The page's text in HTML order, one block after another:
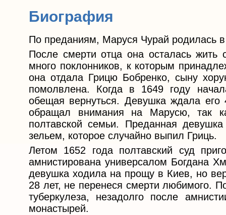
Биография
По преданиям, Маруся Чурай родилась в
После смерти отца она осталась
много поклонников, к которым
она отдала Грицю Бобренко, сыну
помолвлена. Когда в 1649 году
обещая вернуться. Девушка ждала
обращал внимания на Марусю, так
полтавской семьи. Преданная
зельем, которое случайно выпил Гриць.
Летом 1652 года полтавский суд
амнистирована универсалом Богдана
девушка ходила на прощу в Киев, но
28 лет, не перенеся смерти любимого.
туберкулеза, незадолго после
монастырей.